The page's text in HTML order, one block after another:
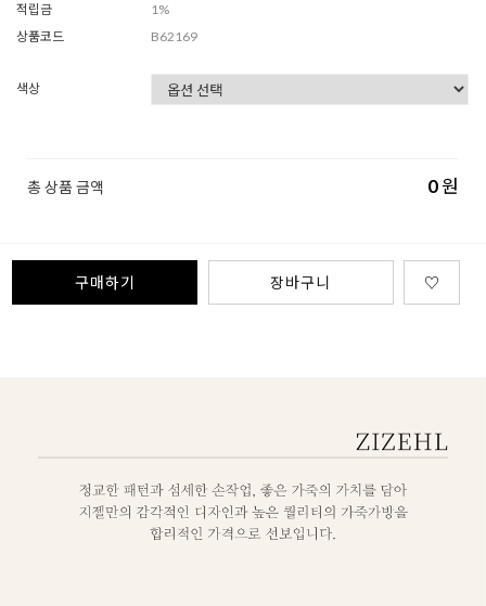
적립금
1%
상품코드
B62169
색상
총 상품 금액 0원
구매하기 장바구니 ♡